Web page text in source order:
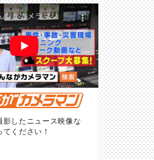
影したニュース映像な
てください！